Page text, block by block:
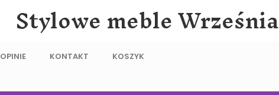
Stylowe meble Września
OPINIE KONTAKT
KOSZYK